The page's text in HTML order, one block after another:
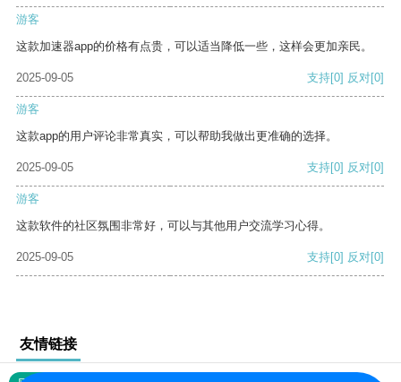
游客
这款加速器app的价格有点贵，可以适当降低一些，这样会更加亲民。
2025-09-05 支持[0] 反对[0]
游客
这款app的用户评论非常真实，可以帮助我做出更准确的选择。
2025-09-05 支持[0] 反对[0]
游客
这款软件的社区氛围非常好，可以与其他用户交流学习心得。
2025-09-05 支持[0] 反对[0]
友情链接